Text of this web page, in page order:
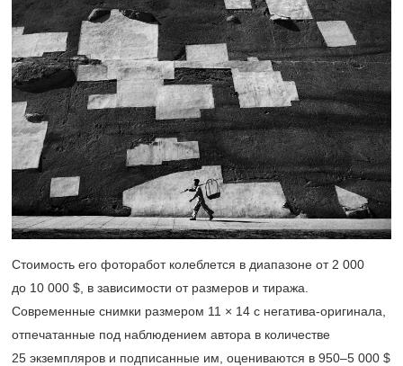
Стоимость его фоторабот колеблется в диапазоне от 2 000
до 10 000 $, в зависимости от размеров и тиража.
Современные снимки размером 11 × 14 с негатива-оригинала,
отпечатанные под наблюдением автора в количестве
25 экземпляров и подписанные им, оцениваются в 950–5 000 $